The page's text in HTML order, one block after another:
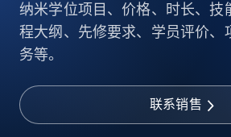
纳米学位项目、价格、时长、技
程大纲、先修要求、学员评价、
务等。
联系销售